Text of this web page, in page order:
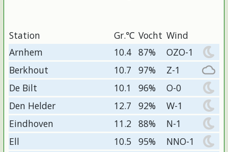
Station Gr.℃ Vocht Wind
Arnhem
10.4 87%
OZO-1
Berkhout
10.7 97%
Z-1
De Bilt
10.1 96%
O-0
Den Helder
12.7 92%
W-1
Eindhoven
11.2 88%
N-1
Ell
10.5 95%
NNO-1